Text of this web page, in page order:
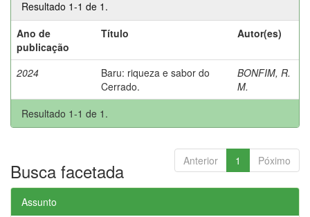
Resultado 1-1 de 1.
Ano de
publicação
Título Autor(es)
2024
Baru: riqueza e sabor do
Cerrado.
BONFIM, R.
M.
Resultado 1-1 de 1.
Anterior 1 Póximo
Busca facetada
Assunto